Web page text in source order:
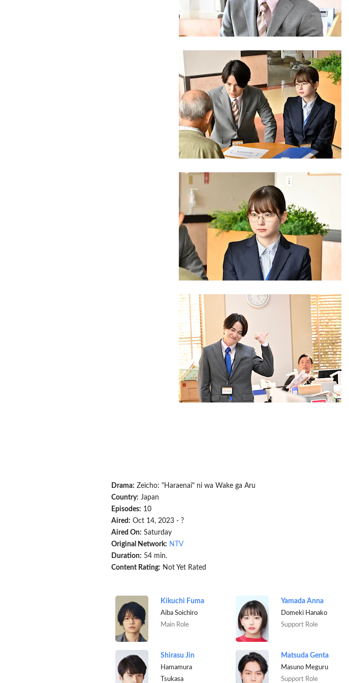
Drama: Zeicho: "Haraenai" ni wa Wake ga Aru
Country: Japan
Episodes: 10
Aired: Oct 14, 2023 - ?
Aired On: Saturday
Original Network: NTV
Duration: 54 min.
Content Rating: Not Yet Rated
Kikuchi Fuma
Aiba Soichiro
Main Role
Yamada Anna
Domeki Hanako
Support Role
Shirasu Jin
Hamamura
Tsukasa
Matsuda Genta
Masuno Meguru
Support Role